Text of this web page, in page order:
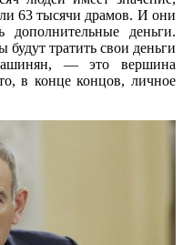
63 тысячи драмов. И они
дополнительные деньги.
тратить свои деньги
— это вершина
в конце концов, личное